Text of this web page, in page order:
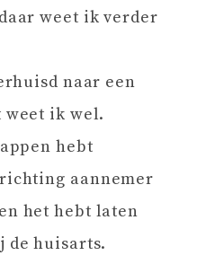
weet ik verder
naar een
weet ik wel.
hebt
aannemer
het hebt laten
de huisarts.